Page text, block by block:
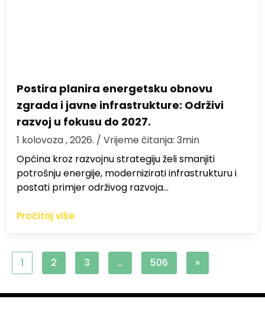
Postira planira energetsku obnovu
zgrada i javne infrastrukture: Održivi
razvoj u fokusu do 2027.
1 kolovoza , 2026. / Vrijeme čitanja: 3min
Općina kroz razvojnu strategiju želi smanjiti
potrošnju energije, modernizirati infrastrukturu i
postati primjer održivog razvoja…
Pročitaj više
1 2 3 … 506 »